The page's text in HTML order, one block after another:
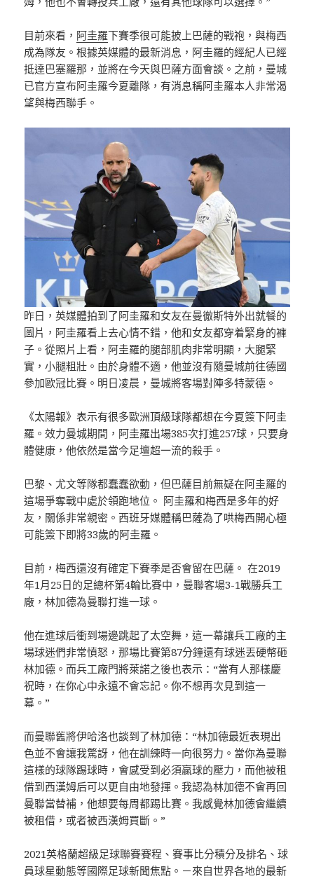
目前來看， 阿圭羅下賽季很可能披上巴薩的戰袍，與梅西
成為隊友。根據英媒體的最新消息，阿圭羅的經紀人已經
抵達巴塞羅那，並將在今天與巴薩方面會談。之前，曼城
已官方宣布阿圭羅今夏離隊，有消息稱阿圭羅本人非常渴
望與梅西聯手。
昨日，英媒體拍到了阿圭羅和女友在曼徹斯特外出就餐的
圖片，阿圭羅看上去心情不錯，他和女友都穿着緊身的褲
子。從照片上看，阿圭羅的腿部肌肉非常明顯，大腿緊
實，小腿粗壯。由於身體不適，他並沒有隨曼城前往德國
參加歐冠比賽。明日凌晨，曼城將客場對陣多特蒙德。
《太陽報》表示有很多歐洲頂級球隊都想在今夏簽下阿圭
羅。效力曼城期間，阿圭羅出場385次打進257球，只要身
體健康，他依然是當今足壇超一流的殺手。
巴黎、尤文等隊都蠢蠢欲動，但巴薩目前無疑在阿圭羅的
這場爭奪戰中處於領跑地位。 阿圭羅和梅西是多年的好
友，關係非常親密。西班牙媒體稱巴薩為了哄梅西開心極
可能簽下即將33歲的阿圭羅。
目前，梅西還沒有確定下賽季是否會留在巴薩。 在2019
年1月25日的足總杯第4輪比賽中，曼聯客場3-1戰勝兵工
廠，林加德為曼聯打進一球。
他在進球后衝到場邊跳起了太空舞，這一幕讓兵工廠的主
場球迷們非常憤怒，那場比賽第87分鐘還有球迷丟硬幣砸
林加德。而兵工廠門將萊諾之後也表示：“當有人那樣慶
祝時，在你心中永遠不會忘記。你不想再次見到這一
幕。”
而曼聯舊將伊哈洛也談到了林加德：“林加德最近表現出
色並不會讓我驚訝，他在訓練時一向很努力。當你為曼聯
這樣的球隊踢球時，會感受到必須贏球的壓力，而他被租
借到西漢姆后可以更自由地發揮。我認為林加德不會再回
曼聯當替補，他想要每周都踢比賽。我感覺林加德會繼續
被租借，或者被西漢姆買斷。”
2021英格蘭超級足球聯賽賽程、賽事比分積分及排名、球
員球星動態等國際足球新聞焦點。－來自世界各地的最新